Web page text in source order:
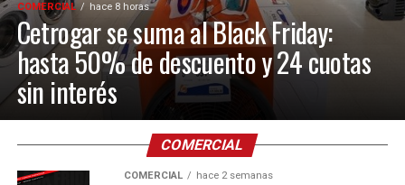
COMERCIAL hace 8 horas
Cetrogar se suma al Black Friday:
hasta 50% de descuento y 24 cuotas
sin interés
COMERCIAL
COMERCIAL hace 2 semanas